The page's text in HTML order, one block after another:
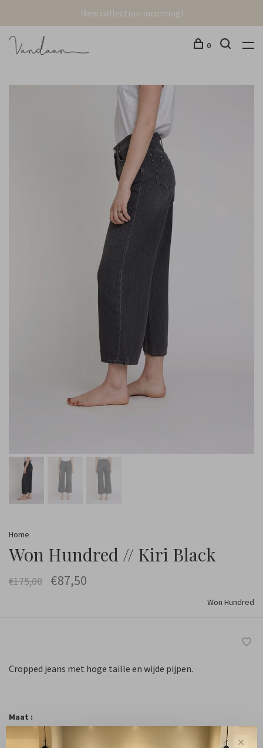
New collection incoming!
0
Home
Won Hundred // Kiri Black
€175,00 €87,50
Won Hundred
Cropped jeans met hoge taille en wijde pijpen.
Maat :
25-32 ✕